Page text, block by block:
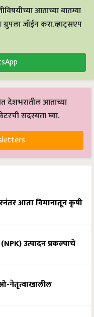
आताच्या बातम्या
जॉईन करा.व्हाट्सएप
देशभरातील आताच्या
सदस्यता घ्या.
आता विमानातून कृषी
(NPK) उत्पादन प्रकल्पाचे
नेतृत्वाखालील